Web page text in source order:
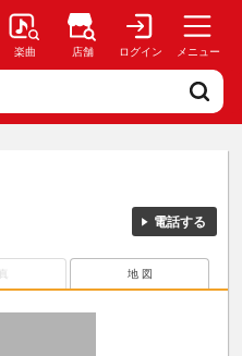
楽曲 店舗 ログイン メニュー
電話する
地 図